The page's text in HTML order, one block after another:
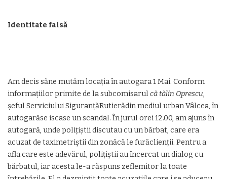
Identitate falsă
Am decis săne mutăm locația în autogara 1 Mai. Conform
informațiilor primite de la subcomisarul că tălin Oprescu,
șeful Serviciului SiguranțăRutierădin mediul urban Vâlcea, în
autogarăse iscase un scandal. În jurul orei 12.00, am ajuns în
autogară, unde polițiștii discutau cu un bărbat, care era
acuzat de taximetriștii din zonăcă le furăclienții. Pentru a
afla care este adevărul, polițiștii au încercat un dialog cu
bărbatul, iar acesta le-a răspuns zeflemitor la toate